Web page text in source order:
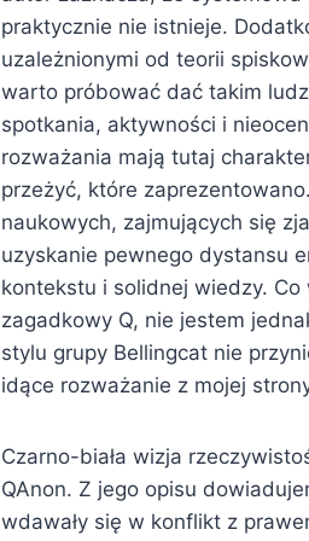
praktycznie nie istnieje.
uzależnionymi od teorii
warto próbować dać takim
spotkania, aktywności i
rozważania mają tutaj
przeżyć, które
naukowych, zajmujących się
uzyskanie pewnego dystansu
kontekstu i solidnej wiedzy.
zagadkowy Q, nie jestem
stylu grupy Bellingcat nie
idące rozważanie z mojej
Czarno-biała wizja
QAnon. Z jego opisu
wdawały się w konflikt z